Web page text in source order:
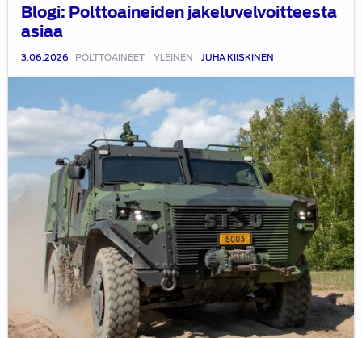
Blogi: Polttoaineiden jakeluvelvoitteesta
asiaa
3.06.2026 POLTTOAINEET YLEINEN JUHA KIISKINEN
Taktinen
miehistön
kuljetusajoneuvo
Sisu
GTP